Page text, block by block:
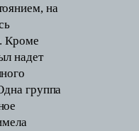
на
Кроме
надет
группа